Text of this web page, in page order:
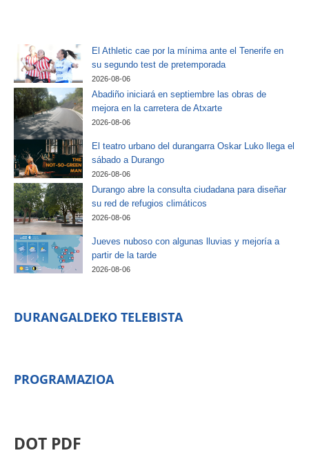
El Athletic cae por la mínima ante el Tenerife en
su segundo test de pretemporada
2026-08-06
Abadiño iniciará en septiembre las obras de
mejora en la carretera de Atxarte
2026-08-06
El teatro urbano del durangarra Oskar Luko llega el
sábado a Durango
2026-08-06
Durango abre la consulta ciudadana para diseñar
su red de refugios climáticos
2026-08-06
Jueves nuboso con algunas lluvias y mejoría a
partir de la tarde
2026-08-06
DURANGALDEKO TELEBISTA
PROGRAMAZIOA
DOT PDF